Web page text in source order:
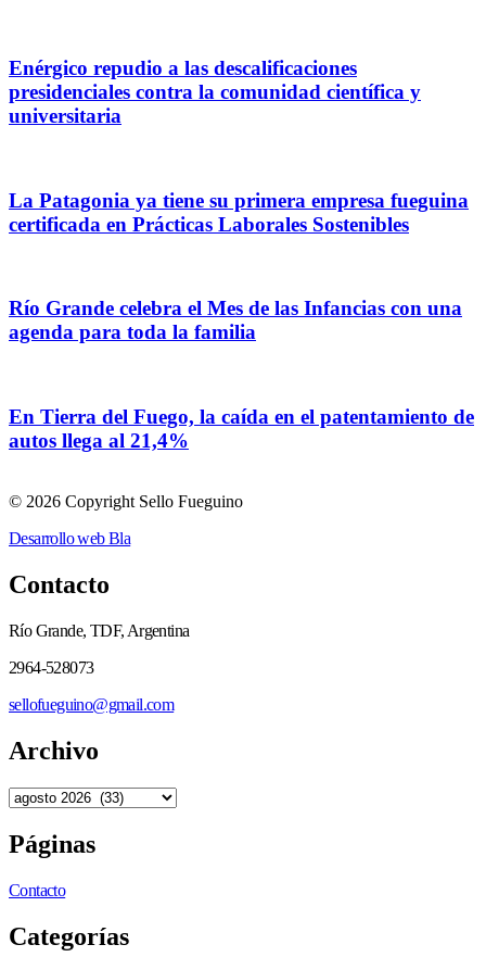
Enérgico repudio a las descalificaciones
presidenciales contra la comunidad científica y
universitaria
La Patagonia ya tiene su primera empresa fueguina
certificada en Prácticas Laborales Sostenibles
Río Grande celebra el Mes de las Infancias con una
agenda para toda la familia
En Tierra del Fuego, la caída en el patentamiento de
autos llega al 21,4%
© 2026 Copyright Sello Fueguino
Desarrollo web Bla
Contacto
Río Grande, TDF, Argentina
2964-528073
sellofueguino@gmail.com
Archivo
Páginas
Contacto
Categorías